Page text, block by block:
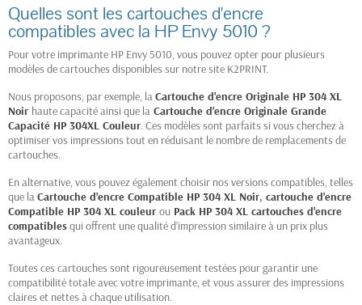
Quelles sont les cartouches d'encre
compatibles avec la HP Envy 5010 ?
Pour votre imprimante HP Envy 5010, vous pouvez opter pour plusieurs
modèles de cartouches disponibles sur notre site K2PRINT.
Nous proposons, par exemple, laCartouche d'encre Originale HP 304 XL
Noir haute capacité ainsi que la Cartouche d'encre Originale Grande
Capacité HP 304XL Couleur. Ces modèles sont parfaits si vous cherchez à
optimiser vos impressions tout en réduisant le nombre de remplacements de
cartouches.
En alternative, vous pouvez également choisir nos versions compatibles, telles
que laCartouche d'encre Compatible HP 304 XL Noir, cartouche d'encre
Compatible HP 304 XL couleur ou Pack HP 304 XL cartouches d'encre
compatiblesqui offrent une qualité d’impression similaire à un prix plus
avantageux.
Toutes ces cartouches sont rigoureusement testées pour garantir une
compatibilité totale avec votre imprimante, et vous assurer des impressions
claires et nettes à chaque utilisation.